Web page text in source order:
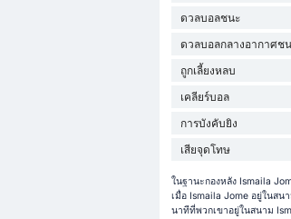
ดวลบอลชนะ
ดวลบอลกลางอากาศช
ถูกเลี้ยงหลบ
เคลียร์บอล
การบังคับยิง
เสียจุดโทษ
ในฐานะกองหลัง Ismaila
เมื่อ Ismaila Jome อยู่ในสน
นาทีที่พวกเขาอยู่ในสนาม